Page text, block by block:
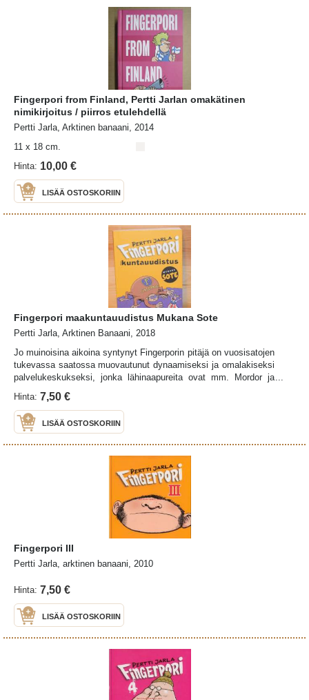
Fingerpori from Finland, Pertti Jarlan omakätinen
nimikirjoitus / piirros etulehdellä
Pertti Jarla, Arktinen banaani, 2014
11 x 18 cm.
Hinta: 10,00 €
LISÄÄ OSTOSKORIIN
Fingerpori maakuntauudistus Mukana Sote
Pertti Jarla, Arktinen Banaani, 2018
Jo muinoisina aikoina syntynyt Fingerporin pitäjä on vuosisatojen
tukevassa saatossa muovautunut dynaamiseksi ja omalakiseksi
palvelukeskukseksi, jonka lähinaapureita ovat mm. Mordor ja
tiukan paikan äärellä. Fingerporin on osoitettava mahtinsa
itsenäisenä peruskuntana, tai edessä on pakkoliitos Fingerturun
tahi Fingerrauman kanssa. Homelius päätättää
tulevaisuus yksissä kansissa, nyt mahtikokoisena isopokkarina!
Kustannuksia säästämättä Kuntauudistukseen on koottu parisen
sataa Fingerpori-strippiä, mukana myös SOTE-
laajennus.Teoksesta löytyvät oleellisimmat tiedot Pertti Jarlan
perustamasta Fingerporin kaupungista. Jarlan sarjakuva on
kansallinen huumoriilmiö, joka hämmästyttää ja kummastuttaa
yli miljoonaa suomalaista kuutena päivänä viikossa.
Hinta: 7,50 €
LISÄÄ OSTOSKORIIN
Fingerpori III
Pertti Jarla, arktinen banaani, 2010
Hinta: 7,50 €
LISÄÄ OSTOSKORIIN